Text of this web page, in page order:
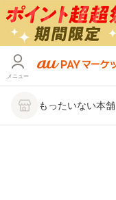
メニュー
もったいない本舗